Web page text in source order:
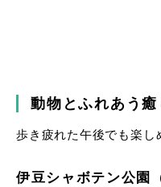
動物とふれあう癒
歩き疲れた午後でも楽し
伊豆シャボテン公園